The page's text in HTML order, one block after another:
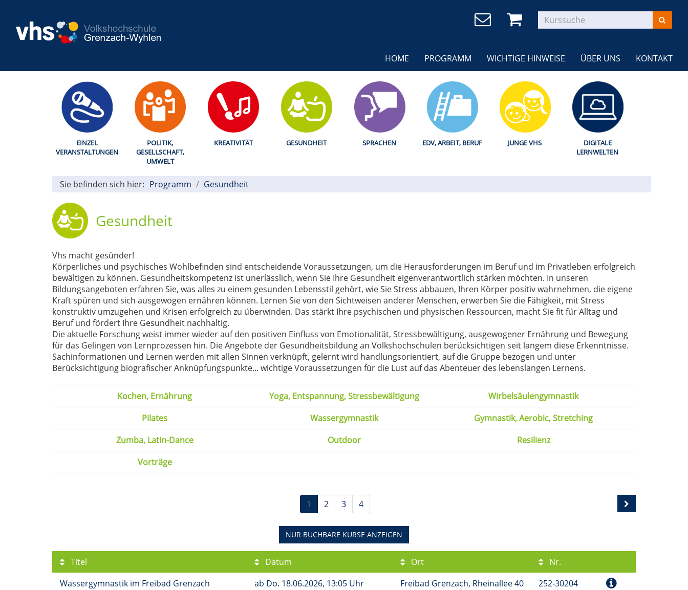
HOME PROGRAMM WICHTIGE HINWEISE ÜBER UNS KONTAKT
EINZEL
VERANSTALTUNGEN
POLITIK,
GESELLSCHAFT,
UMWELT
KREATIVITÄT GESUNDHEIT SPRACHEN EDV, ARBEIT, BERUF JUNGE VHS
DIGITALE
LERNWELTEN
Sie befinden sich hier: Programm Gesundheit
Gesundheit
Vhs macht gesünder!
Körperliches und psychisches Wohlbefinden sind entscheidende Voraussetzungen, um die Herausforderungen im Beruf und im Privatleben erfolgreich
bewältigen zu können. Gesundheitskompetenz ist unerlässlich, wenn Sie Ihre Gesundheit eigenverantwortlich stärken möchten. In unseren
Bildungsangeboten erfahren Sie, was alles zu einem gesunden Lebensstil gehört, wie Sie Stress abbauen, Ihren Körper positiv wahrnehmen, die eigene
Kraft spüren und sich ausgewogen ernähren können. Lernen Sie von den Sichtweisen anderer Menschen, erwerben Sie die Fähigkeit, mit Stress
konstruktiv umzugehen und Krisen erfolgreich zu überwinden. Das stärkt Ihre psychischen und physischen Ressourcen, macht Sie fit für Alltag und
Beruf und fördert Ihre Gesundheit nachhaltig.
Die aktuelle Forschung weist immer wieder auf den positiven Einfluss von Emotionalität, Stressbewältigung, ausgewogener Ernährung und Bewegung
für das Gelingen von Lernprozessen hin. Die Angebote der Gesundheitsbildung an Volkshochschulen berücksichtigen seit langem diese Erkenntnisse.
Sachinformationen und Lernen werden mit allen Sinnen verknüpft, gelernt wird handlungsorientiert, auf die Gruppe bezogen und unter
Berücksichtigung biografischer Anknüpfungspunkte... wichtige Voraussetzungen für die Lust auf das Abenteuer des lebenslangen Lernens.
Kochen, Ernährung Yoga, Entspannung, Stressbewältigung
Wirbelsäulengymnastik
Pilates
Wassergymnastik
Gymnastik, Aerobic, Stretching
Zumba, Latin-Dance
Outdoor
Resilienz
Vorträge
1 2 3 4
NUR BUCHBARE KURSE ANZEIGEN
Titel Datum Ort
Nr.
Wassergymnastik im Freibad Grenzach
ab Do. 18.06.2026, 13:05 Uhr Freibad Grenzach, Rheinallee 40 252-30204